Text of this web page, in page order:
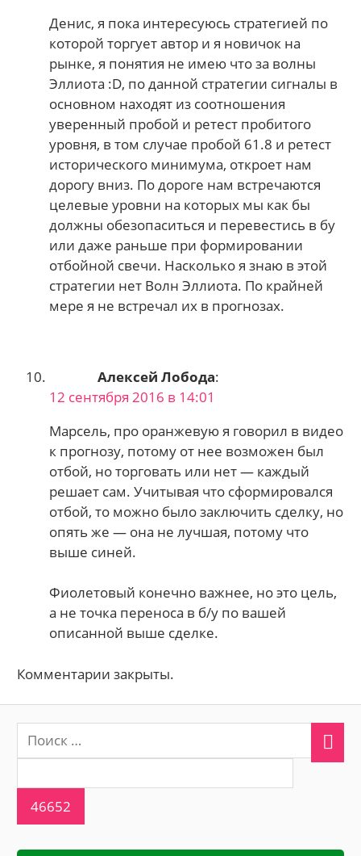
Денис, я пока интересуюсь стратегией по
которой торгует автор и я новичок на
рынке, я понятия не имею что за волны
Эллиота :D, по данной стратегии сигналы в
основном находят из соотношения
уверенный пробой и ретест пробитого
уровня, в том случае пробой 61.8 и ретест
исторического минимума, откроет нам
дорогу вниз. По дороге нам встречаются
целевые уровни на которых мы как бы
должны обезопаситься и перевестись в бу
или даже раньше при формировании
отбойной свечи. Насколько я знаю в этой
стратегии нет Волн Эллиота. По крайней
мере я не встречал их в прогнозах.
Алексей Лобода:
12 сентября 2016 в 14:01
Марсель, про оранжевую я говорил в видео
к прогнозу, потому от нее возможен был
отбой, но торговать или нет — каждый
решает сам. Учитывая что сформировался
отбой, то можно было заключить сделку, но
опять же — она не лучшая, потому что
выше синей.
Фиолетовый конечно важнее, но это цель,
а не точка переноса в б/у по вашей
описанной выше сделке.
Комментарии закрыты.